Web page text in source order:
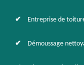
Entreprise de
Démoussage